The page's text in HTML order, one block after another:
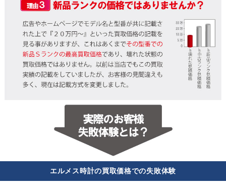
エルメス時計の買取価格での失敗体験